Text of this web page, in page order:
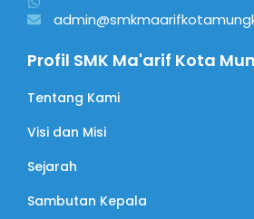
Profil SMK Ma'arif Kota
Tentang Kami
Visi dan Misi
Sejarah
Sambutan Kepala